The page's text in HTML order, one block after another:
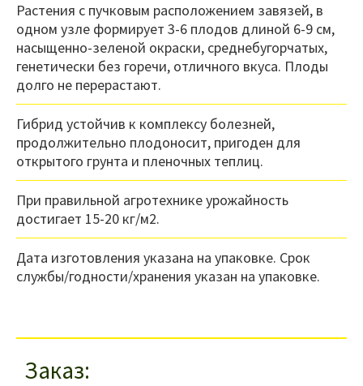
Растения с пучковым расположением завязей, в
одном узле формирует 3-6 плодов длиной 6-9 см,
насыщенно-зеленой окраски, среднебугорчатых,
генетически без горечи, отличного вкуса. Плоды
долго не перерастают.
Гибрид устойчив к комплексу болезней,
продолжительно плодоносит, пригоден для
открытого грунта и пленочных теплиц.
При правильной агротехнике урожайность
достигает 15-20 кг/м2.
Дата изготовления указана на упаковке. Срок
службы/годности/хранения указан на упаковке.
Заказ